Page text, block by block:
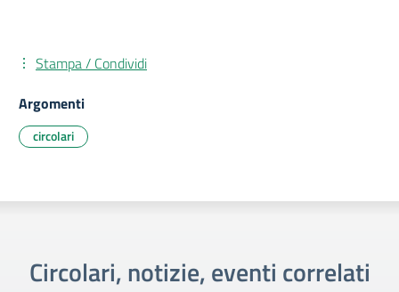
Stampa / Condividi
Argomenti
circolari
Circolari, notizie, eventi correlati